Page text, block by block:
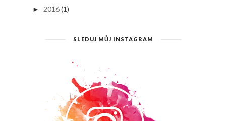
► 2016(1)
SLEDUJ MŮJ INSTAGRAM